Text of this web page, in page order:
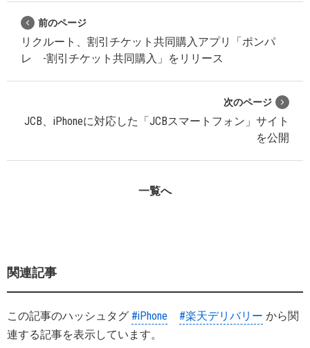
前のページ
リクルート、割引チケット共同購入アプリ「ポンパ
レ -割引チケット共同購入」をリリース
次のページ
JCB、iPhoneに対応した「JCBスマートフォン」サイト
を公開
一覧へ
関連記事
この記事のハッシュタグ #iPhone #楽天デリバリー から関
連する記事を表示しています。